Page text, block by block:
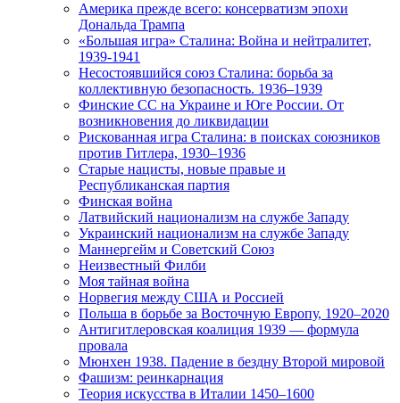
Америка прежде всего: консерватизм эпохи
Дональда Трампа
«Большая игра» Сталина: Война и нейтралитет,
1939-1941
Несостоявшийся союз Сталина: борьба за
коллективную безопасность. 1936–1939
Финские СС на Украине и Юге России. От
возникновения до ликвидации
Рискованная игра Сталина: в поисках союзников
против Гитлера, 1930–1936
Старые нацисты, новые правые и
Республиканская партия
Финская война
Латвийский национализм на службе Западу
Украинский национализм на службе Западу
Маннергейм и Советский Союз
Неизвестный Филби
Моя тайная война
Норвегия между США и Россией
Польша в борьбе за Восточную Европу, 1920–2020
Антигитлеровская коалиция 1939 — формула
провала
Мюнхен 1938. Падение в бездну Второй мировой
Фашизм: реинкарнация
Теория искусства в Италии 1450–1600